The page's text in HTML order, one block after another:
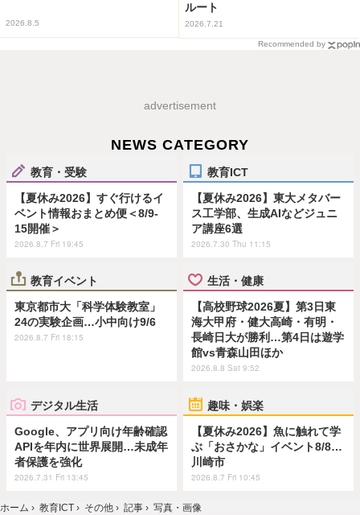
2026.8.5
ルート
2026.7.21
Recommended by
advertisement
NEWS CATEGORY
教育・受験
【夏休み2026】すぐ行けるイ
ベント情報おまとめ便＜8/9-
15開催＞
2026.8.7 Fri 19:45
教育ICT
【夏休み2026】東大メタバー
ス工学部、生成AIなどジュニ
ア講座6選
2026.7.30 Thu 11:15
教育イベント
東京都市大「科学体験教室」
24の実験企画…小中向け9/6
2026.8.7 Fri 18:15
生活・健康
【高校野球2026夏】第3日東
海大甲府・健大高崎・有明・
長崎日大が勝利…第4日は遊学
館vs青森山田ほか
2026.8.8 Sat 9:52
デジタル生活
Google、アプリ向け年齢確認
APIを年内に世界展開…未成年
者保護を強化
2026.7.31 Fri 13:45
趣味・娯楽
【夏休み2026】魚に触れて学
ぶ「おさかな」イベント8/8…
川崎市
2026.8.7 Fri 10:45
ホーム › 教育ICT › その他 › 記事 › 写真・画像